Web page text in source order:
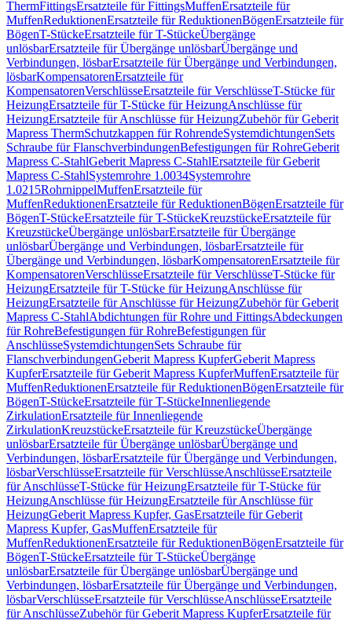
ThermFittingsErsatzteile für FittingsMuffenErsatzteile für
MuffenReduktionenErsatzteile für ReduktionenBögenErsatzteile für
BögenT-StückeErsatzteile für T-StückeÜbergänge
unlösbarErsatzteile für Übergänge unlösbarÜbergänge und
Verbindungen, lösbarErsatzteile für Übergänge und Verbindungen,
lösbarKompensatorenErsatzteile für
KompensatorenVerschlüsseErsatzteile für VerschlüsseT-Stücke für
HeizungErsatzteile für T-Stücke für HeizungAnschlüsse für
HeizungErsatzteile für Anschlüsse für HeizungZubehör für Geberit
Mapress ThermSchutzkappen für RohrendeSystemdichtungenSets
Schraube für FlanschverbindungenBefestigungen für RohreGeberit
Mapress C-StahlGeberit Mapress C-StahlErsatzteile für Geberit
Mapress C-StahlSystemrohre 1.0034Systemrohre
1.0215RohrnippelMuffenErsatzteile für
MuffenReduktionenErsatzteile für ReduktionenBögenErsatzteile für
BögenT-StückeErsatzteile für T-StückeKreuzstückeErsatzteile für
KreuzstückeÜbergänge unlösbarErsatzteile für Übergänge
unlösbarÜbergänge und Verbindungen, lösbarErsatzteile für
Übergänge und Verbindungen, lösbarKompensatorenErsatzteile für
KompensatorenVerschlüsseErsatzteile für VerschlüsseT-Stücke für
HeizungErsatzteile für T-Stücke für HeizungAnschlüsse für
HeizungErsatzteile für Anschlüsse für HeizungZubehör für Geberit
Mapress C-StahlAbdichtungen für Rohre und FittingsAbdeckungen
für RohreBefestigungen für RohreBefestigungen für
AnschlüsseSystemdichtungenSets Schraube für
FlanschverbindungenGeberit Mapress KupferGeberit Mapress
KupferErsatzteile für Geberit Mapress KupferMuffenErsatzteile für
MuffenReduktionenErsatzteile für ReduktionenBögenErsatzteile für
BögenT-StückeErsatzteile für T-StückeInnenliegende
ZirkulationErsatzteile für Innenliegende
ZirkulationKreuzstückeErsatzteile für KreuzstückeÜbergänge
unlösbarErsatzteile für Übergänge unlösbarÜbergänge und
Verbindungen, lösbarErsatzteile für Übergänge und Verbindungen,
lösbarVerschlüsseErsatzteile für VerschlüsseAnschlüsseErsatzteile
für AnschlüsseT-Stücke für HeizungErsatzteile für T-Stücke für
HeizungAnschlüsse für HeizungErsatzteile für Anschlüsse für
HeizungGeberit Mapress Kupfer, GasErsatzteile für Geberit
Mapress Kupfer, GasMuffenErsatzteile für
MuffenReduktionenErsatzteile für ReduktionenBögenErsatzteile für
BögenT-StückeErsatzteile für T-StückeÜbergänge
unlösbarErsatzteile für Übergänge unlösbarÜbergänge und
Verbindungen, lösbarErsatzteile für Übergänge und Verbindungen,
lösbarVerschlüsseErsatzteile für VerschlüsseAnschlüsseErsatzteile
für AnschlüsseZubehör für Geberit Mapress KupferErsatzteile für